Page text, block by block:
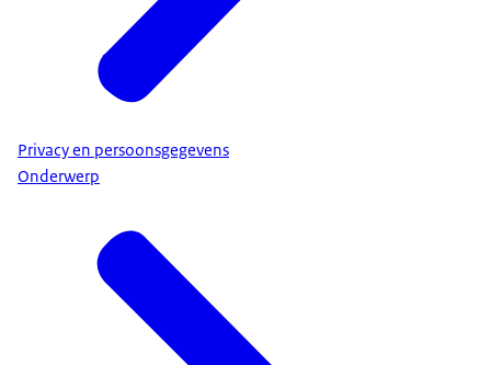
Privacy en persoonsgegevens
Onderwerp